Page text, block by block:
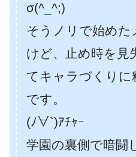
σ(^_^;)
そうノリで始め
けど、止め時を見
てキャラづくりに
です。
(ﾉ∀`)ｱﾁｬｰ
学園の裏側で暗闘